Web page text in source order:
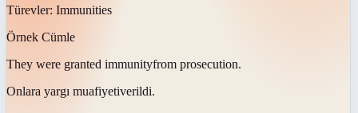
Türevler: Immunities
Örnek Cümle
They were granted immunityfrom prosecution.
Onlara yargı muafiyetiverildi.